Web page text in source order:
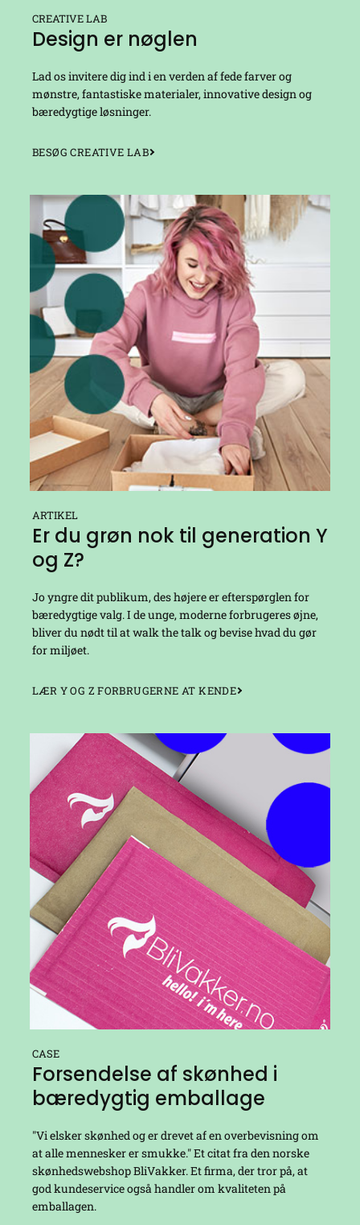
CREATIVE LAB
Design er nøglen
Lad os invitere dig ind i en verden af fede farver og
mønstre, fantastiske materialer, innovative design og
bæredygtige løsninger.
BESØG CREATIVE LAB
ARTIKEL
Er du grøn nok til generation Y
og Z?
Jo yngre dit publikum, des højere er efterspørglen for
bæredygtige valg. I de unge, moderne forbrugeres øjne,
bliver du nødt til at walk the talk og bevise hvad du gør
for miljøet.
LÆR Y OG Z FORBRUGERNE AT KENDE
CASE
Forsendelse af skønhed i
bæredygtig emballage
"Vi elsker skønhed og er drevet af en overbevisning om
at alle mennesker er smukke." Et citat fra den norske
skønhedswebshop BliVakker. Et firma, der tror på, at
god kundeservice også handler om kvaliteten på
emballagen.